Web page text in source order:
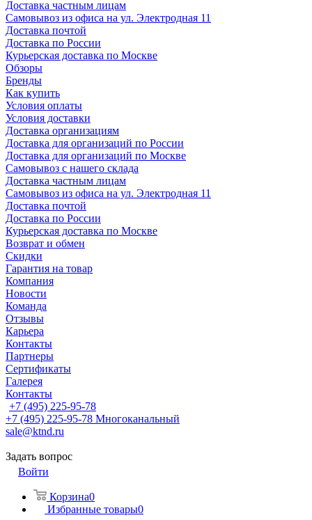
Доставка частным лицам
Самовывоз из офиса на ул. Электродная 11
Доставка почтой
Доставка по России
Курьерская доставка по Москве
Обзоры
Бренды
Как купить
Условия оплаты
Условия доставки
Доставка организациям
Доставка для организаций по России
Доставка для организаций по Москве
Самовывоз с нашего склада
Доставка частным лицам
Самовывоз из офиса на ул. Электродная 11
Доставка почтой
Доставка по России
Курьерская доставка по Москве
Возврат и обмен
Скидки
Гарантия на товар
Компания
Новости
Команда
Отзывы
Карьера
Контакты
Партнеры
Сертификаты
Галерея
Контакты
+7 (495) 225-95-78
+7 (495) 225-95-78 Многоканальный
sale@ktnd.ru
Задать вопрос
Войти
Корзина0
Избранные товары0